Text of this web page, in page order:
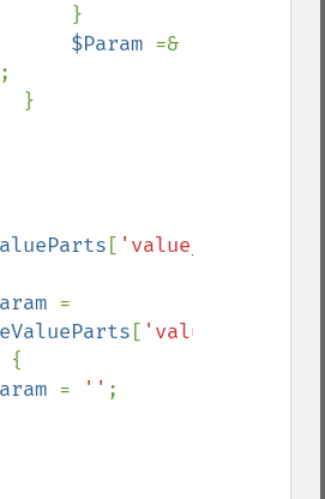
$Param
[ 'value_present'
[ 'value'
= '' ;